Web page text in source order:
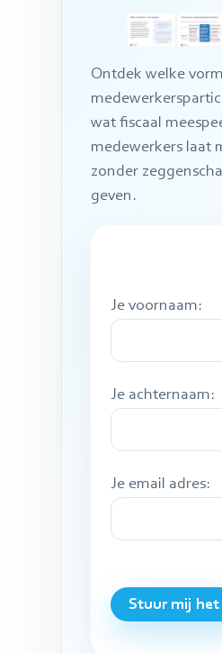
Ontdek welke
wat fiscaal
medewerkers laat
zonder
geven.
Je voornaam:
Je achternaam:
Je email adres: